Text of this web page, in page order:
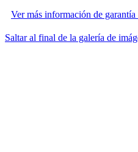
Ver más información de garantía
Saltar al final de la galería de